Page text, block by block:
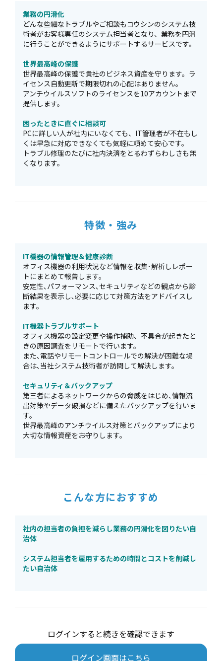
業務の円滑化
どんな些細なトラブルやご相談もコウシンのシステム技
術者がお客様専任のシステム担当者となり、業務を円滑
に行うことができるようにサポートするサービスです。
世界最高峰の保護
世界最高峰の保護で貴社のビジネス資産を守ります。ラ
イセンス自動更新で期限切れの心配はありません。
アンチウイルスソフトのライセンスを10アカウントまで
提供します。
困ったときに直ぐに相談可
PCに詳しい人が社内にいなくても、IT管理者が不在もし
くは早急に対応できなくても気軽に頼めて安心です。
トラブル修理のたびに社内決済をとるわずらわしさも無
くなります。
特徴・強み
IT機器の情報管理＆健康診断
オフィス機器の利用状況など情報を収集･解析しレポー
トにまとめて報告します。
安定性､パフォーマンス､セキュリティなどの観点から診
断結果を表示し､必要に応じて対策方法をアドバイスし
ます。
IT機器トラブルサポート
オフィス機器の設定変更や操作補助、不具合が起きたと
きの原因調査をリモートで行います。
また､電話やリモートコントロールでの解決が困難な場
合は､当社システム技術者が訪問して解決します。
セキュリティ＆バックアップ
第三者によるネットワークからの脅威をはじめ､情報流
出対策やデータ破損などに備えたバックアップを行いま
す。
世界最高峰のアンチウイルス対策とバックアップにより
大切な情報資産をお守りします。
こんな方におすすめ
社内の担当者の負担を減らし業務の円滑化を図りたい自
治体
システム担当者を雇用するための時間とコストを削減し
たい自治体
ログインすると続きを確認できます
ログイン画面はこちら